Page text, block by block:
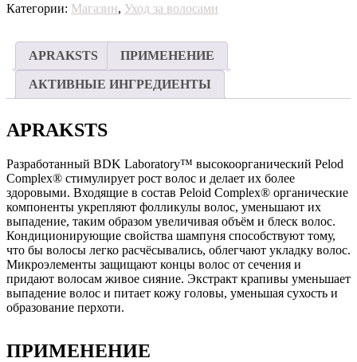
ДЛЯ
Категории: Магазин, Уход за волосами
APRAKSTS ПРИМЕНЕНИЕ
АКТИВНЫЕ ИНГРЕДИЕНТЫ
APRAKSTS
Разработанный BDK Laboratory™ высокоорганический Pelod
Complex® стимулирует рост волос и делает их более
здоровыми. Входящие в состав Peloid Complex® органические
компоненты укрепляют фолликулы волос, уменьшают их
выпадение, таким образом увеличивая объём и блеск волос.
Кондиционирующие свойства шампуня способствуют тому,
что бы волосы легко расчёсывались, облегчают укладку волос.
Микроэлементы защищают концы волос от сечения и
придают волосам живое сияние. Экстракт крапивы уменьшает
выпадение волос и питает кожу головы, уменьшая сухость и
образование перхоти.
ПРИМЕНЕНИЕ